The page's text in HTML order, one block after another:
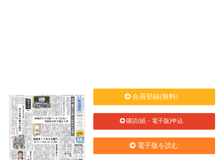
会員登録(無料)
購読(紙・電子版)申込
電子版を読む